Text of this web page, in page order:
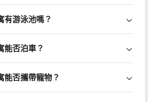
有游泳池嗎？
能否泊車？
能否攜帶寵物？